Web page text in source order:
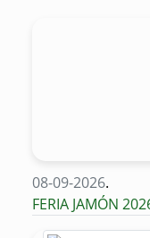
08-09-2026.
FERIA JAMÓN